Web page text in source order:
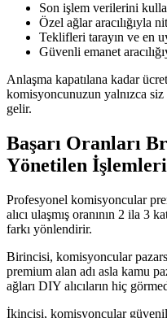
Son işlem verilerini
Özel ağlar aracılığıyla
Teklifleri tarayın ve en
Güvenli emanet
Anlaşma kapatılana kadar
komisyoncunuzun yalnızca siz
gelir.
Başarı Oranları
Yönetilen
Profesyonel komisyoncular
alıcı ulaşmış oranının 2 ila 3
farkı yönlendirir.
Birincisi, komisyoncular
premium alan adı asla kamu
ağları DIY alıcıların hiç
İkincisi, komisyoncular